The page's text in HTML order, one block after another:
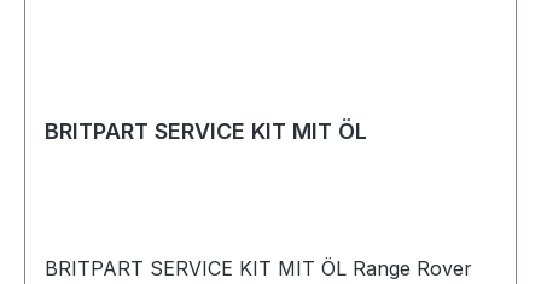
BRITPART SERVICE KIT MIT ÖL
BRITPART SERVICE KIT MIT ÖL Range Rover